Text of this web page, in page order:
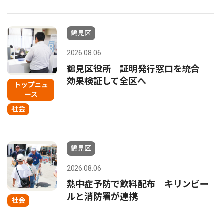
トップニュ
ース
社会
鶴見区
2026.08.06
鶴見区役所 証明発行窓口を統合
効果検証して全区へ
社会
鶴見区
2026.08.06
熱中症予防で飲料配布 キリンビー
ルと消防署が連携